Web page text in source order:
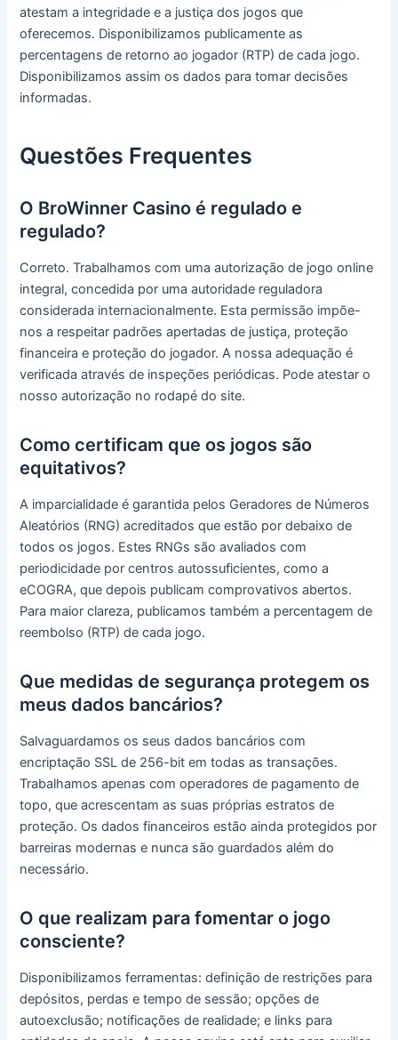
atestam a integridade e a justiça dos jogos que
oferecemos. Disponibilizamos publicamente as
percentagens de retorno ao jogador (RTP) de cada jogo.
Disponibilizamos assim os dados para tomar decisões
informadas.
Questões Frequentes
O BroWinner Casino é regulado e
regulado?
Correto. Trabalhamos com uma autorização de jogo online
integral, concedida por uma autoridade reguladora
considerada internacionalmente. Esta permissão impõe-
nos a respeitar padrões apertadas de justiça, proteção
financeira e proteção do jogador. A nossa adequação é
verificada através de inspeções periódicas. Pode atestar o
nosso autorização no rodapé do site.
Como certificam que os jogos são
equitativos?
A imparcialidade é garantida pelos Geradores de Números
Aleatórios (RNG) acreditados que estão por debaixo de
todos os jogos. Estes RNGs são avaliados com
periodicidade por centros autossuficientes, como a
eCOGRA, que depois publicam comprovativos abertos.
Para maior clareza, publicamos também a percentagem de
reembolso (RTP) de cada jogo.
Que medidas de segurança protegem os
meus dados bancários?
Salvaguardamos os seus dados bancários com
encriptação SSL de 256-bit em todas as transações.
Trabalhamos apenas com operadores de pagamento de
topo, que acrescentam as suas próprias estratos de
proteção. Os dados financeiros estão ainda protegidos por
barreiras modernas e nunca são guardados além do
necessário.
O que realizam para fomentar o jogo
consciente?
Disponibilizamos ferramentas: definição de restrições para
depósitos, perdas e tempo de sessão; opções de
autoexclusão; notificações de realidade; e links para